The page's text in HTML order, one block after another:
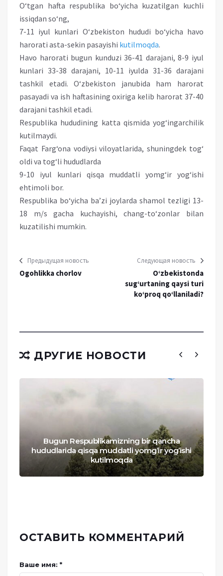
O‘tgan hafta respublika bo‘yicha kuzatilgan kuchli
issiqdan so‘ng,
7-11 iyul kunlari O‘zbekiston hududi bo‘yicha havo
harorati asta-sekin pasayishi kutilmoqda.
Havo harorati bugun kunduzi 36-41 darajani, 8-9 iyul
kunlari 33-38 darajani, 10-11 iyulda 31-36 darajani
tashkil etadi. O‘zbekiston janubida ham harorat
pasayadi va ish haftasining oxiriga kelib harorat 37-40
darajani tashkil etadi.
Respublika hududining katta qismida yog‘ingarchilik
kutilmaydi.
Faqat Farg‘ona vodiysi viloyatlarida, shuningdek tog‘
oldi va tog‘li hududlarda
9-10 iyul kunlari qisqa muddatli yomg‘ir yog‘ishi
ehtimoli bor.
Respublika bo‘yicha ba’zi joylarda shamol tezligi 13-
18 m/s gacha kuchayishi, chang-to‘zonlar bilan
kuzatilishi mumkin.
Предыдущая новость
Ogohlikka chorlov
Следующая новость
O‘zbekistonda
sug‘urtaning qaysi turi
ko‘proq qo‘llaniladi?
ДРУГИЕ НОВОСТИ
Bugun Respublikamizning bir qancha
hududlarida qisqa muddatli yomg’ir yog’ishi
kutilmoqda
ОСТАВИТЬ КОММЕНТАРИЙ
Ваше имя: *